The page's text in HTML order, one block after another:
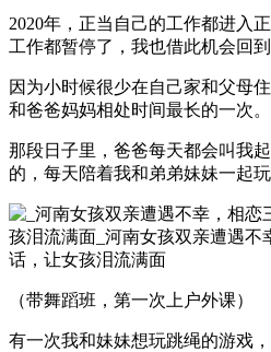
2020年，正当自己的工作都进入
工作都暂停了，我也借此机会回到
因为小时候很少在自己家和父母
和爸爸妈妈相处时间最长的一次。
那段日子里，爸爸每天都会叫我
的，每天陪着我和弟弟妹妹一起玩
（带舞蹈班，第一次上户外课）
有一次我和妹妹想玩跳绳的游戏